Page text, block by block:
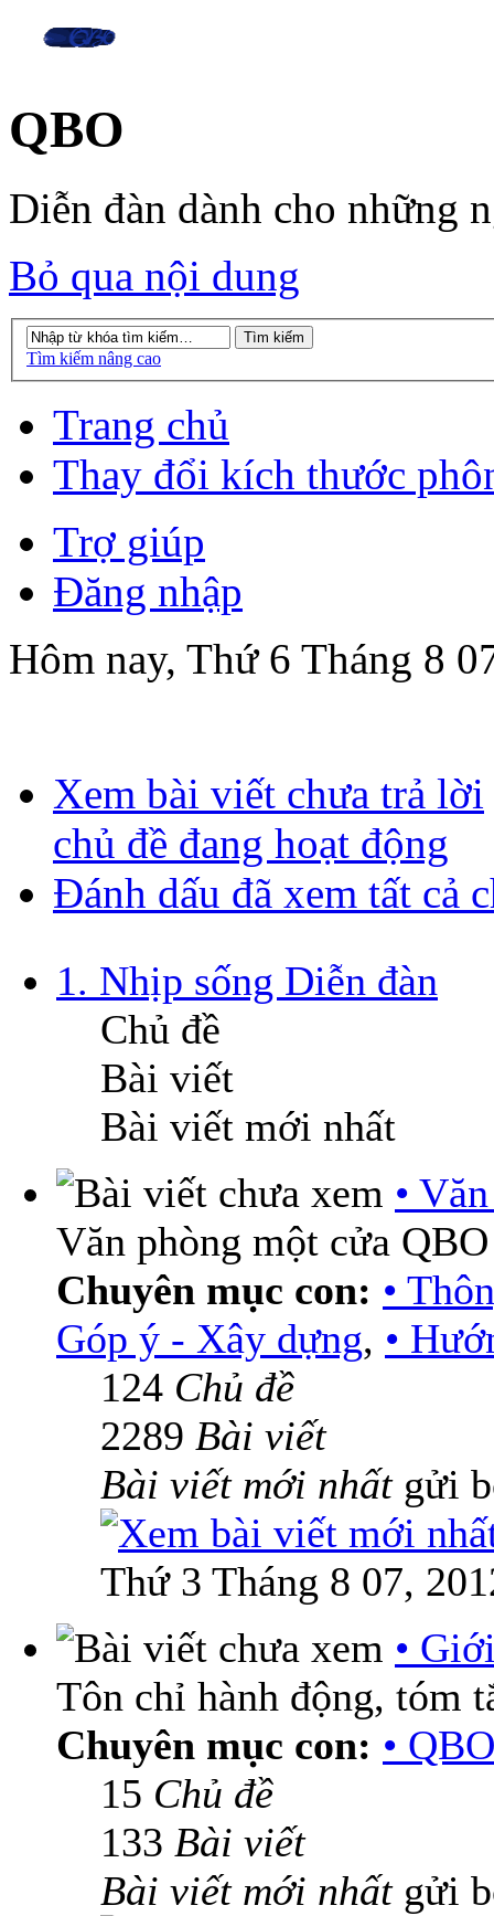
QBO
Diễn đàn dành cho những
Bỏ qua nội dung
Tìm kiếm nâng cao
Trang chủ
Thay đổi kích thước
Trợ giúp
Đăng nhập
Hôm nay, Thứ 6 Tháng 8
Xem bài viết chưa trả lời
chủ đề đang hoạt động
Đánh dấu đã xem tất cả
1. Nhịp sống Diễn đàn
Chủ đề
Bài viết
Bài viết mới nhất
•
Văn phòng một cửa QBO
Chuyên mục con: •
Góp ý - Xây dựng, •
124 Chủ đề
2289 Bài viết
Bài viết mới nhấtgửi
Thứ 3 Tháng 8 07,
•
Tôn chỉ hành động, tóm
Chuyên mục con: •
15 Chủ đề
133 Bài viết
Bài viết mới nhấtgửi